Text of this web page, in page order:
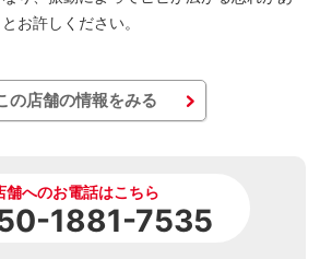
お許しください。
の店舗の情報をみる
舗へのお電話はこちら
1881-7535